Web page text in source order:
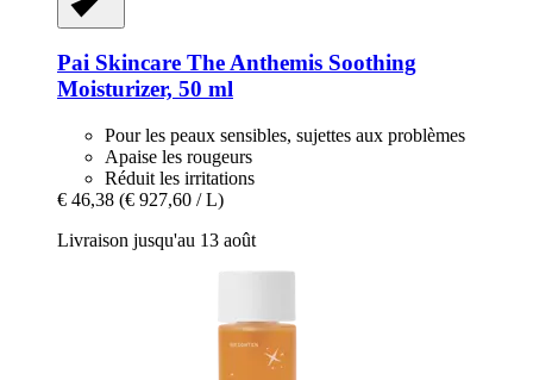
Pai Skincare The Anthemis Soothing
Moisturizer, 50 ml
Pour les peaux sensibles, sujettes aux problèmes
Apaise les rougeurs
Réduit les irritations
€ 46,38 (€ 927,60 / L)
Livraison jusqu'au 13 août